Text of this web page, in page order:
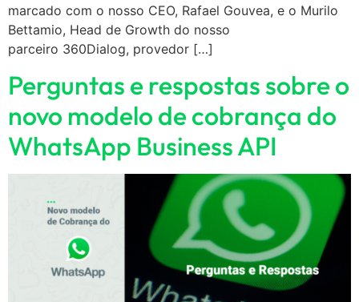
marcado com o nosso CEO, Rafael Gouvea, e o Murilo
Bettamio, Head de Growth do nosso
parceiro 360Dialog, provedor […]
Perguntas e respostas sobre o
novo modelo de cobrança do
WhatsApp Business API